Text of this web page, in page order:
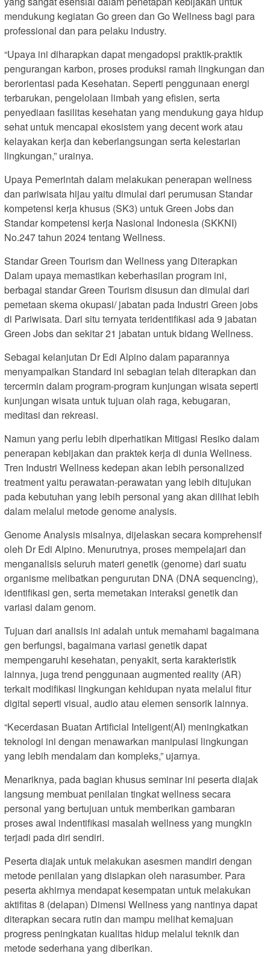
mendukung kegiatan Go green dan Go Wellness bagi para
professional dan para pelaku industry.
“Upaya ini diharapkan dapat mengadopsi praktik-praktik
pengurangan karbon, proses produksi ramah lingkungan dan
berorientasi pada Kesehatan. Seperti penggunaan energi
terbarukan, pengelolaan limbah yang efisien, serta
penyediaan fasilitas kesehatan yang mendukung gaya hidup
sehat untuk mencapai ekosistem yang decent work atau
kelayakan kerja dan keberlangsungan serta kelestarian
lingkungan,” urainya.
Upaya Pemerintah dalam melakukan penerapan wellness
dan pariwisata hijau yaitu dimulai dari perumusan Standar
kompetensi kerja khusus (SK3) untuk Green Jobs dan
Standar kompetensi kerja Nasional Indonesia (SKKNI)
No.247 tahun 2024 tentang Wellness.
Standar Green Tourism dan Wellness yang Diterapkan
Dalam upaya memastikan keberhasilan program ini,
berbagai standar Green Tourism disusun dan dimulai dari
pemetaan skema okupasi/ jabatan pada Industri Green jobs
di Pariwisata. Dari situ ternyata teridentifikasi ada 9 jabatan
Green Jobs dan sekitar 21 jabatan untuk bidang Wellness.
Sebagai kelanjutan Dr Edi Alpino dalam paparannya
menyampaikan Standard ini sebagian telah diterapkan dan
tercermin dalam program-program kunjungan wisata seperti
kunjungan wisata untuk tujuan olah raga, kebugaran,
meditasi dan rekreasi.
Namun yang perlu lebih diperhatikan Mitigasi Resiko dalam
penerapan kebijakan dan praktek kerja di dunia Wellness.
Tren Industri Wellness kedepan akan lebih personalized
treatment yaitu perawatan-perawatan yang lebih ditujukan
pada kebutuhan yang lebih personal yang akan dilihat lebih
dalam melalui metode genome analysis.
Genome Analysis misalnya, dijelaskan secara komprehensif
oleh Dr Edi Alpino. Menurutnya, proses mempelajari dan
menganalisis seluruh materi genetik (genome) dari suatu
organisme melibatkan pengurutan DNA (DNA sequencing),
identifikasi gen, serta memetakan interaksi genetik dan
variasi dalam genom.
Tujuan dari analisis ini adalah untuk memahami bagaimana
gen berfungsi, bagaimana variasi genetik dapat
mempengaruhi kesehatan, penyakit, serta karakteristik
lainnya, juga trend penggunaan augmented reality (AR)
terkait modifikasi lingkungan kehidupan nyata melalui fitur
digital seperti visual, audio atau elemen sensorik lainnya.
“Kecerdasan Buatan Artificial Inteligent(AI) meningkatkan
teknologi ini dengan menawarkan manipulasi lingkungan
yang lebih mendalam dan kompleks,” ujarnya.
Menariknya, pada bagian khusus seminar ini peserta diajak
langsung membuat penilaian tingkat wellness secara
personal yang bertujuan untuk memberikan gambaran
proses awal indentifikasi masalah wellness yang mungkin
terjadi pada diri sendiri.
Peserta diajak untuk melakukan asesmen mandiri dengan
metode penilaian yang disiapkan oleh narasumber. Para
peserta akhirnya mendapat kesempatan untuk melakukan
aktifitas 8 (delapan) Dimensi Wellness yang nantinya dapat
diterapkan secara rutin dan mampu melihat kemajuan
progress peningkatan kualitas hidup melalui teknik dan
metode sederhana yang diberikan.